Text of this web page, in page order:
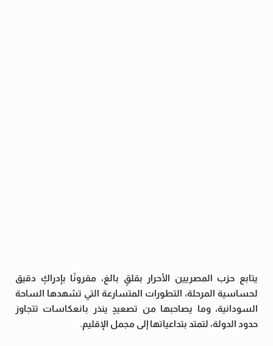
يتابع حزب المصريين الأحرار بقلقٍ بالغ، مقرونًا بإدراكٍ دقيق
لحساسية المرحلة، التطورات المتسارعة التي تشهدها الساحة
السودانية، وما يصاحبها من تصعيدٍ ينذر بانعكاسات تتجاوز
حدود الدولة، لتمتد بتداعياتها إلى مجمل الإقليم.